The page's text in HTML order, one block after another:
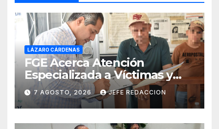
LÁZARO CÁRDENAS
FGE Acerca Atención
Especializada a Víctimas y
Ciudadanía de Coalcomán
7 AGOSTO, 2026 JEFE REDACCION